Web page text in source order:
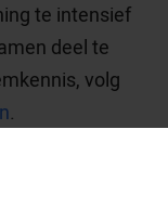
te intensief
deel te
volg
.